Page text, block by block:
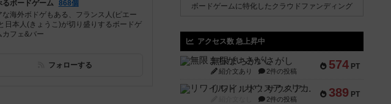
るボードゲーム 868個
な海外ボドゲもある、フランス人(ピエー
日本人(きょうこ)が切り盛りするボードゲ
カフェ&バー
フォローする
ボードゲームに特化したクラウドファンディング
アクセス数 急上昇中
574 PT
無限まちがいさがし
紹介文あり 2件の投稿
389 PT
リワイルド：サウスアメリカ
2件の投稿